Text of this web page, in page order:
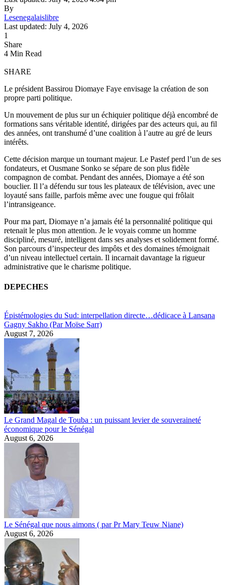
By
Lesenegalaislibre
Last updated: July 4, 2026
1
Share
4 Min Read
SHARE
Le président Bassirou Diomaye Faye envisage la création de son
propre parti politique.
Un mouvement de plus sur un échiquier politique déjà encombré de
formations sans véritable identité, dirigées par des acteurs qui, au fil
des années, ont transhumé d’une coalition à l’autre au gré de leurs
intérêts.
Cette décision marque un tournant majeur. Le Pastef perd l’un de ses
fondateurs, et Ousmane Sonko se sépare de son plus fidèle
compagnon de combat. Pendant des années, Diomaye a été son
bouclier. Il l’a défendu sur tous les plateaux de télévision, avec une
loyauté sans faille, parfois même avec une fougue qui frôlait
l’intransigeance.
Pour ma part, Diomaye n’a jamais été la personnalité politique qui
retenait le plus mon attention. Je le voyais comme un homme
discipliné, mesuré, intelligent dans ses analyses et solidement formé.
Son parcours d’inspecteur des impôts et des domaines témoignait
d’un niveau intellectuel certain. Il incarnait davantage la rigueur
administrative que le charisme politique.
DEPECHES
Épistémologies du Sud: interpellation directe…dédicace à Lansana
Gagny Sakho (Par Moïse Sarr)
August 7, 2026
Le Grand Magal de Touba : un puissant levier de souveraineté
économique pour le Sénégal
August 6, 2026
Le Sénégal que nous aimons ( par Pr Mary Teuw Niane)
August 6, 2026